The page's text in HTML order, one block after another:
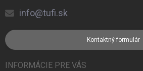
info@tufi.sk
Kontaktný formulár
INFORMÁCIE PRE VÁS